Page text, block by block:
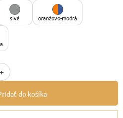
sivá oranžovo-modrá
+
do košíka